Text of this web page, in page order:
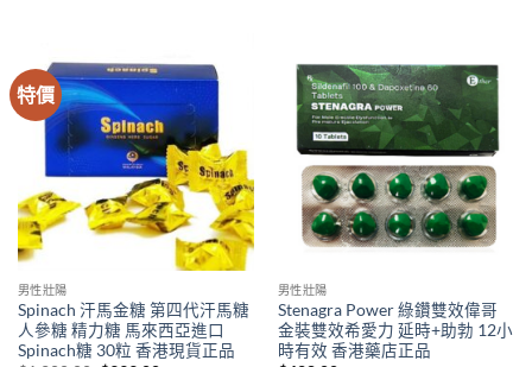
特價
男性壯陽
Spinach 汗馬金糖 第四代汗馬糖
人參糖 精力糖 馬來西亞進口
Spinach糖 30粒 香港現貨正品
男性壯陽
Stenagra Power 綠鑽雙效偉哥
金裝雙效希愛力 延時+助勃 12小
時有效 香港藥店正品